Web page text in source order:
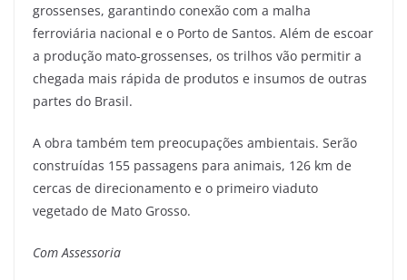
grossenses, garantindo conexão com a malha
ferroviária nacional e o Porto de Santos. Além de escoar
a produção mato-grossenses, os trilhos vão permitir a
chegada mais rápida de produtos e insumos de outras
partes do Brasil.
A obra também tem preocupações ambientais. Serão
construídas 155 passagens para animais, 126 km de
cercas de direcionamento e o primeiro viaduto
vegetado de Mato Grosso.
Com Assessoria